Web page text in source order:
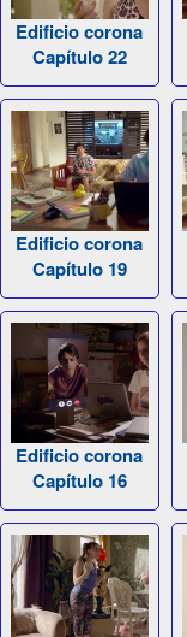
Edificio corona
Capítulo 22
Edificio corona
Capítulo 19
Edificio corona
Capítulo 16